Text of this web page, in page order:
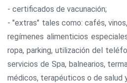
- certificados de vacunación;
- "extras" tales como: cafés,
regímenes alimenticios
ropa, parking, utilización del
servicios de Spa, balnearios,
médicos, terapéuticos o de salud